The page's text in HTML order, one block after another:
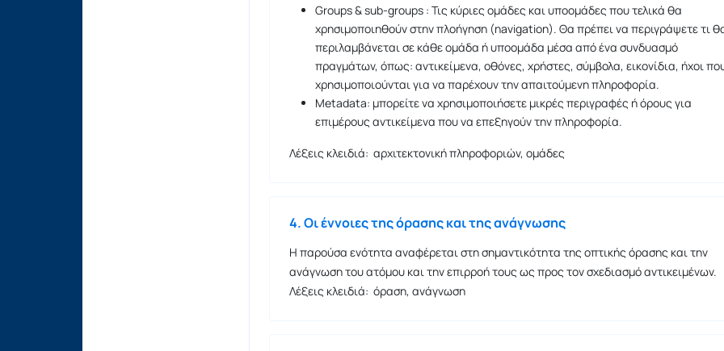
Groups & sub-groups : Τις κύριες ομάδες και υποομάδες που τελικά θα
χρησιμοποιηθούν στην πλοήγηση (navigation). Θα πρέπει να περιγράψετε τι
περιλαμβάνεται σε κάθε ομάδα ή υποομάδα μέσα από ένα συνδυασμό
πραγμάτων, όπως: αντικείμενα, οθόνες, χρήστες, σύμβολα, εικονίδια, ήχοι
χρησιμοποιούνται για να παρέχουν την απαιτούμενη πληροφορία.
Metadata: μπορείτε να χρησιμοποιήσετε μικρές περιγραφές ή όρους για
επιμέρους αντικείμενα που να επεξηγούν την πληροφορία.
Λέξεις κλειδιά: αρχιτεκτονική πληροφοριών, ομάδες
4. Οι έννοιες της όρασης και της ανάγνωσης
Η παρούσα ενότητα αναφέρεται στη σημαντικότητα της οπτικής όρασης και την
ανάγνωση του ατόμου και την επιρροή τους ως προς τον σχεδιασμό αντικειμένων.
Λέξεις κλειδιά: όραση, ανάγνωση